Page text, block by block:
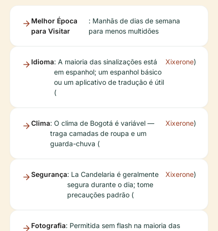
Melhor Época
para Visitar
: Manhãs de dias de semana
para menos multidões
Idioma: A maioria das sinalizações está
em espanhol; um espanhol básico
ou um aplicativo de tradução é útil
(
Xixerone)
Clima: O clima de Bogotá é variável —
traga camadas de roupa e um
guarda-chuva (
Xixerone)
Segurança: La Candelaria é geralmente
segura durante o dia; tome
precauções padrão (
Xixerone)
Fotografia: Permitida sem flash na maioria das